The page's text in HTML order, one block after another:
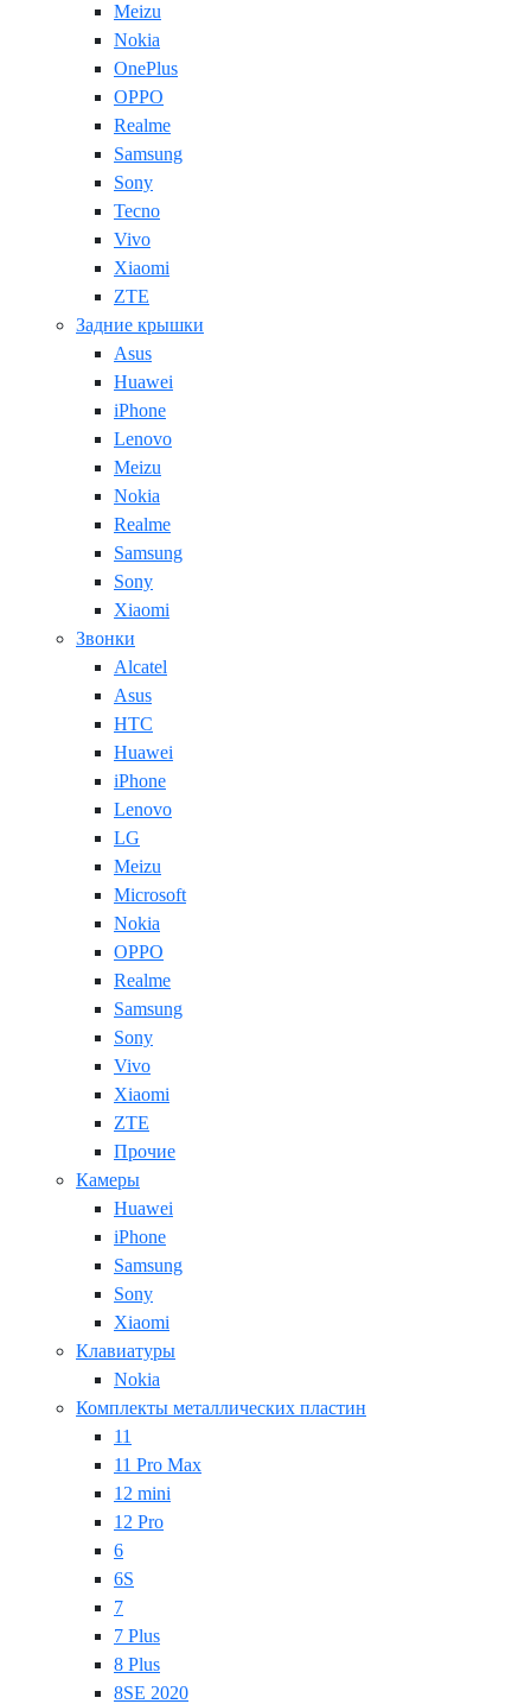
Meizu
Nokia
OnePlus
OPPO
Realme
Samsung
Sony
Tecno
Vivo
Xiaomi
ZTE
Задние крышки
Asus
Huawei
iPhone
Lenovo
Meizu
Nokia
Realme
Samsung
Sony
Xiaomi
Звонки
Alcatel
Asus
HTC
Huawei
iPhone
Lenovo
LG
Meizu
Microsoft
Nokia
OPPO
Realme
Samsung
Sony
Vivo
Xiaomi
ZTE
Прочие
Камеры
Huawei
iPhone
Samsung
Sony
Xiaomi
Клавиатуры
Nokia
Комплекты металлических пластин
11
11 Pro Max
12 mini
12 Pro
6
6S
7
7 Plus
8 Plus
8SE 2020